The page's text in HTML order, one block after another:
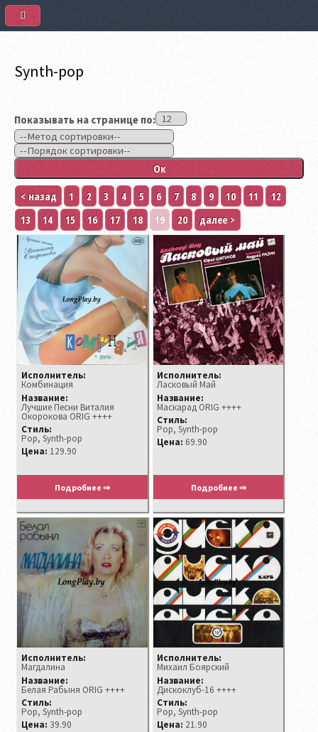
Synth-pop
Показывать на странице по:
< назад 1 2 3 4 5 6 7 8 9 10 11
12
13
14 15 16 17 18 19 20 далее >
Исполнитель:
Комбинация
Название:
Лучшие Песни Виталия
Окорокова ORIG ++++
Стиль:
Pop, Synth-pop
Цена: 129.90
Подробнее ⇒
Исполнитель:
Ласковый Май
Название:
Macкapaд ORIG ++++
Стиль:
Pop, Synth-pop
Цена: 69.90
Подробнее ⇒
Исполнитель:
Магдалина
Название:
Белая Рабыня ORIG ++++
Стиль:
Pop, Synth-pop
Цена: 39.90
Исполнитель:
Михаил Боярский
Название:
Дискоклуб-16 ++++
Стиль:
Pop, Synth-pop
Цена: 21.90